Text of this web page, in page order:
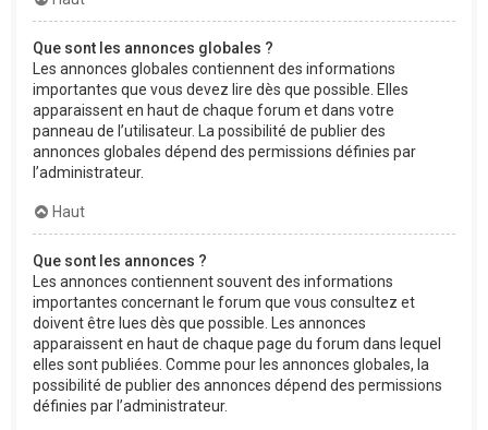
Que sont les annonces globales ?
Les annonces globales contiennent des informations
importantes que vous devez lire dès que possible. Elles
apparaissent en haut de chaque forum et dans votre
panneau de l’utilisateur. La possibilité de publier des
annonces globales dépend des permissions définies par
l’administrateur.
Haut
Que sont les annonces ?
Les annonces contiennent souvent des informations
importantes concernant le forum que vous consultez et
doivent être lues dès que possible. Les annonces
apparaissent en haut de chaque page du forum dans lequel
elles sont publiées. Comme pour les annonces globales, la
possibilité de publier des annonces dépend des permissions
définies par l’administrateur.